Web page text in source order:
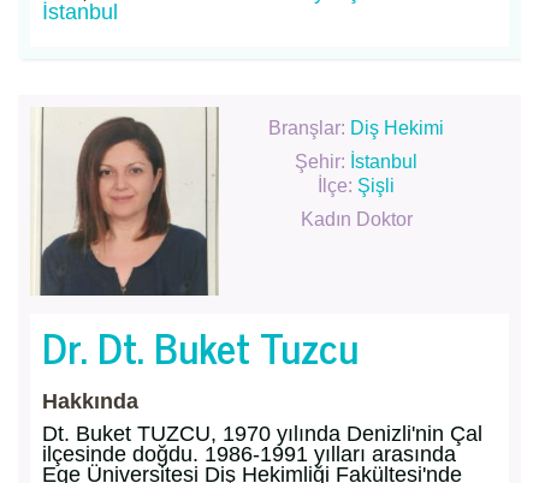
İstanbul
Branşlar: Diş Hekimi
Şehir: İstanbul
İlçe: Şişli
Kadın Doktor
Dr. Dt. Buket Tuzcu
Hakkında
Dt. Buket TUZCU, 1970 yılında Denizli'nin Çal
ilçesinde doğdu. 1986-1991 yılları arasında
Ege Üniversitesi Diş Hekimliği Fakültesi'nde